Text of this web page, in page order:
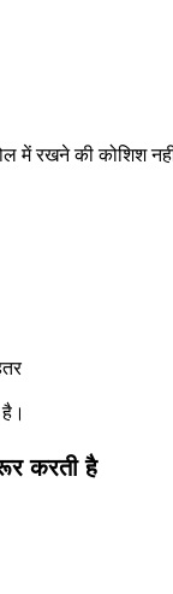
में रखने की कोशिश
करती है